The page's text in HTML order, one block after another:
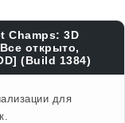
Champs: 3D
открыто,
(Build 1384)
для